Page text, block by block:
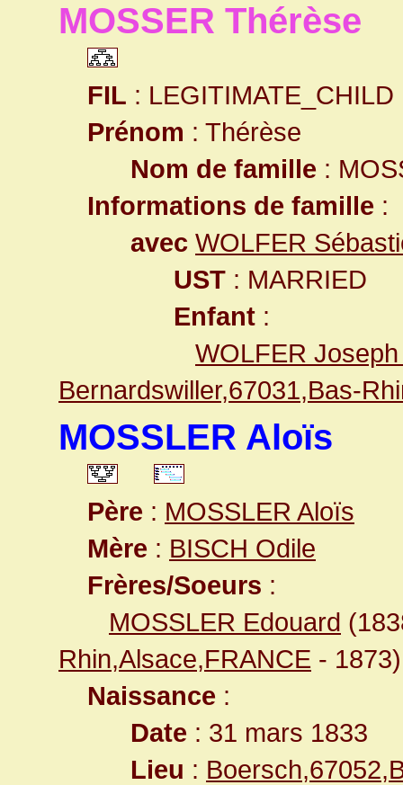
MOSSER Thérèse
FIL : LEGITIMATE_CHILD
Prénom : Thérèse
Nom de famille :
Informations de famille :
avec WOLFER
UST : MARRIED
Enfant :
WOLFER
Bernardswiller,67031,Bas-
MOSSLER Aloïs
Père : MOSSLER Aloïs
Mère : BISCH Odile
Frères/Soeurs :
MOSSLER Edouard
Rhin,Alsace,FRANCE - 1873)
Naissance :
Date : 31 mars 1833
Lieu :